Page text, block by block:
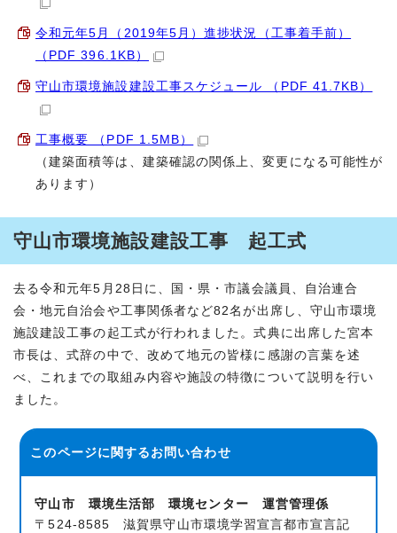
令和元年5月（2019年5月）進捗状況（工事着手前）
（PDF 396.1KB）
守山市環境施設建設工事スケジュール （PDF 41.7KB）
工事概要 （PDF 1.5MB）
（建築面積等は、建築確認の関係上、変更になる可能性が
あります）
守山市環境施設建設工事 起工式
去る令和元年5月28日に、国・県・市議会議員、自治連合
会・地元自治会や工事関係者など82名が出席し、守山市環境
施設建設工事の起工式が行われました。式典に出席した宮本
市長は、式辞の中で、改めて地元の皆様に感謝の言葉を述
べ、これまでの取組み内容や施設の特徴について説明を行い
ました。
このページに関するお問い合わせ
守山市 環境生活部 環境センター 運営管理係
〒524-8585 滋賀県守山市環境学習宣言都市宣言記